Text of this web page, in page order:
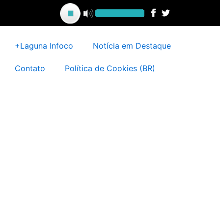
conteúdo
+Laguna Infoco Notícia em Destaque
Contato Política de Cookies (BR)